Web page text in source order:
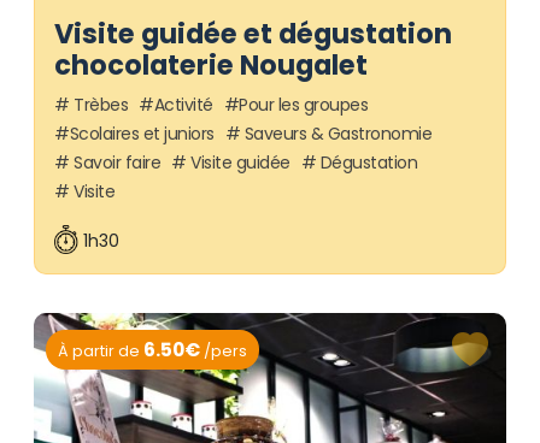
Visite guidée et dégustation
chocolaterie Nougalet
Trèbes Activité
Pour les groupes
Scolaires et juniors
Saveurs & Gastronomie
Savoir faire
Visite guidée
Dégustation
Visite
1h30
À partir de 6.50€ /pers